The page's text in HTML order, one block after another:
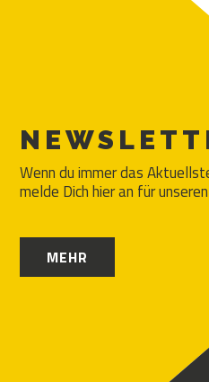
Wenn du immer das
melde Dich hier an für
MEHR